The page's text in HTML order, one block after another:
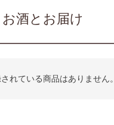
お酒とお届け
れている商品はありません。